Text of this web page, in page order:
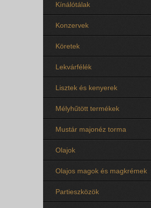
Kínálótálak
Konzervek
Köretek
Lekvárfélék
Lisztek és kenyerek
Mélyhűtött termékek
Mustár majonéz torma
Olajok
Olajos magok és magkrémek
Partieszközök